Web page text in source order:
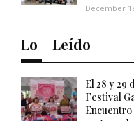
December
Lo + Leído
El 28 y 29
Festival